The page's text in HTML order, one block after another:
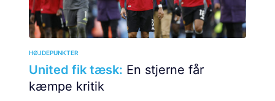
HØJDEPUNKTER
United fik tæsk: En stjerne får
kæmpe kritik